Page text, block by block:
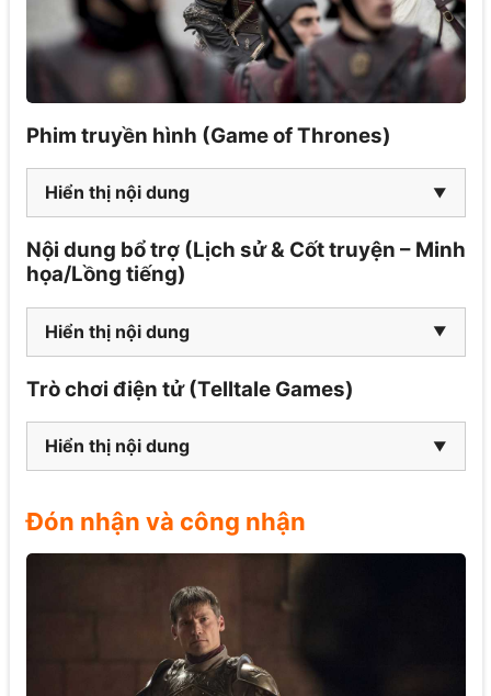
Phim truyền hình (Game of Thrones)
Hiển thị nội dung
Nội dung bổ trợ (Lịch sử & Cốt truyện – Minh
họa/Lồng tiếng)
Hiển thị nội dung
Trò chơi điện tử (Telltale Games)
Hiển thị nội dung
Đón nhận và công nhận